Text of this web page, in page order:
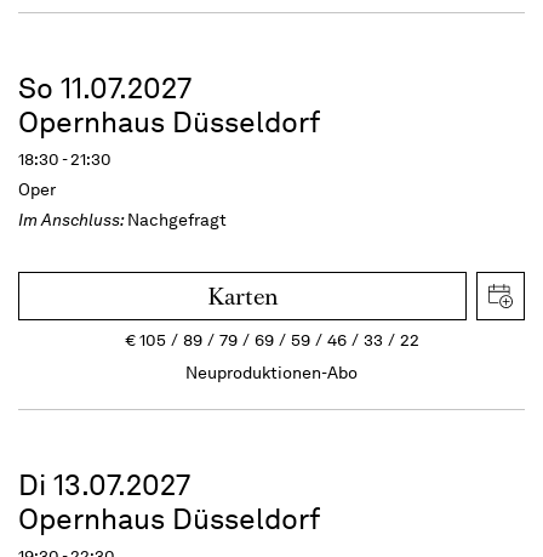
So 11.07.2027
Opernhaus Düsseldorf
18:30 - 21:30
Oper
Im Anschluss:Nachgefragt
Karten
€105 89 79 69 59 46 33
22
Neuproduktionen-Abo
Di 13.07.2027
Opernhaus Düsseldorf